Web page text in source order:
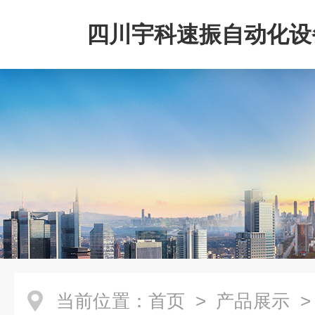
四川宇科速振自动化
公司
当前位置： 首页 > 产品展示